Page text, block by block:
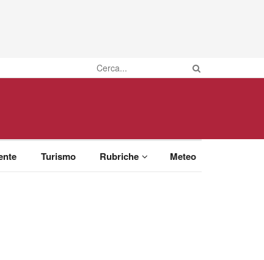
Turismo Rubriche Meteo